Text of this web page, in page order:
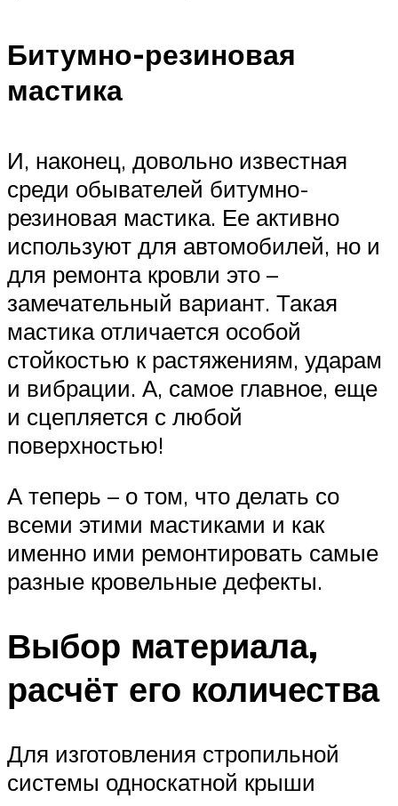
Битумно-резиновая
мастика
И, наконец, довольно известная
среди обывателей битумно-
резиновая мастика. Ее активно
используют для автомобилей, но и
для ремонта кровли это –
замечательный вариант. Такая
мастика отличается особой
стойкостью к растяжениям, ударам
и вибрации. А, самое главное, еще
и сцепляется с любой
поверхностью!
А теперь – о том, что делать со
всеми этими мастиками и как
именно ими ремонтировать самые
разные кровельные дефекты.
Выбор материала,
расчёт его количества
Для изготовления стропильной
системы односкатной крыши